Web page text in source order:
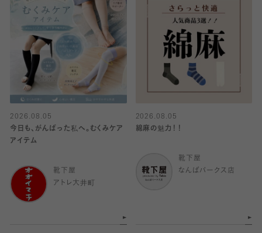
2026.08.05
今日も、がんばった私へ。むくみケア
アイテム
靴下屋
アトレ大井町
2026.08.05
綿麻の魅力！！
靴下屋
なんばパークス店